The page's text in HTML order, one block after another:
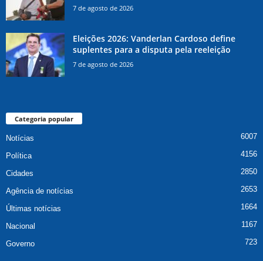
7 de agosto de 2026
Eleições 2026: Vanderlan Cardoso define
suplentes para a disputa pela reeleição
7 de agosto de 2026
Categoria popular
Notícias 6007
Política 4156
Cidades 2850
Agência de notícias 2653
Últimas notícias 1664
Nacional 1167
Governo 723